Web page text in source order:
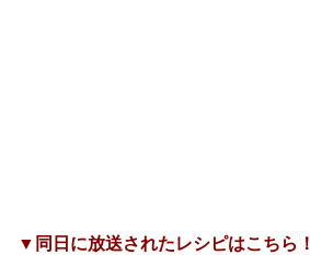
▼同日に放送されたレシピはこちら！